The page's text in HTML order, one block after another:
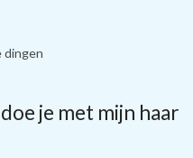
dingen
je met mijn haar